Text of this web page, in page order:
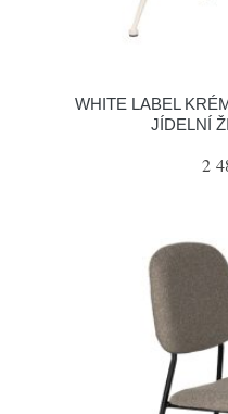
WHITE LABEL
JÍDELNÍ
2